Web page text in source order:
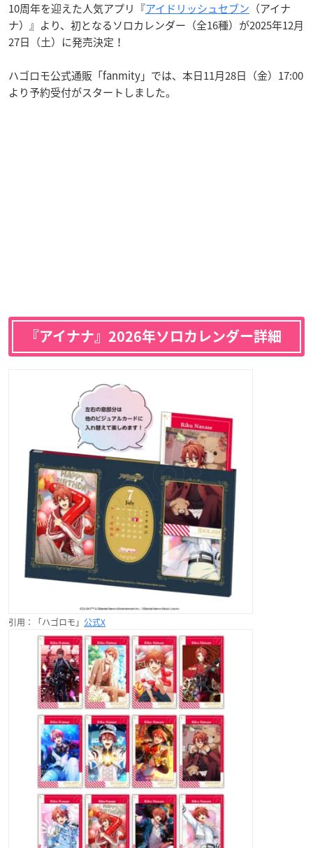
10周年を迎えた人気アプリ『アイドリッシュセブン （アイナ
ナ）』より、初となるソロカレンダー（全16種）が2025年12月
27日（土）に発売決定！
ハゴロモ公式通販「fanmity」では、本日11月28日（金）17:00
より予約受付がスタートしました。
『アイナナ』2026年ソロカレンダー詳細
引用：「ハゴロモ」 公式X